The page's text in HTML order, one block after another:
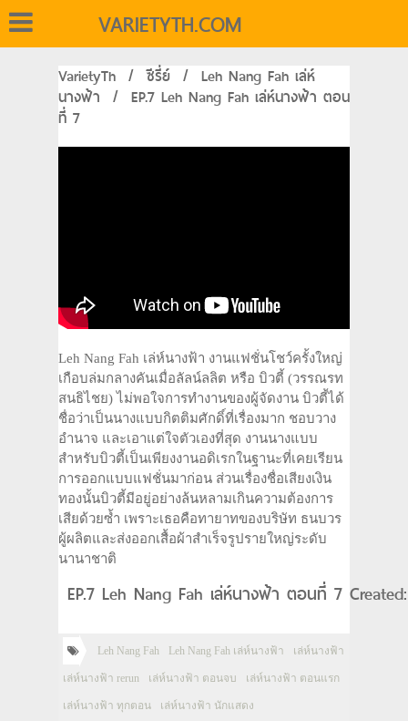
VARIETYTH.COM
VarietyTh / ซีรี่ย์ / Leh Nang Fah เล่ห์
นางฟ้า / EP.7 Leh Nang Fah เล่ห์นางฟ้า ตอน
ที่ 7
Leh Nang Fah เล่ห์นางฟ้า งานแฟชั่นโชว์ครั้งใหญ่
เกือบล่มกลางคันเมื่อลัลน์ลลิต หรือ บิวตี้ (วรรณรท
สนธิไชย) ไม่พอใจการทำงานของผู้จัดงาน บิวตี้ได้
ชื่อว่าเป็นนางแบบกิตติมศักดิ์ที่เรื่องมาก ชอบวาง
อำนาจ และเอาแต่ใจตัวเองที่สุด งานนางแบบ
สำหรับบิวตี้เป็นเพียงงานอดิเรกในฐานะที่เคยเรียน
การออกแบบแฟชั่นมาก่อน ส่วนเรื่องชื่อเสียงเงิน
ทองนั้นบิวตี้มีอยู่อย่างล้นหลามเกินความต้องการ
เสียด้วยซ้ำ เพราะเธอคือทายาทของบริษัท ธนบวร
ผู้ผลิตและส่งออกเสื้อผ้าสำเร็จรูปรายใหญ่ระดับ
นานาชาติ
EP.7 Leh Nang Fah เล่ห์นางฟ้า ตอนที่ 7
Leh Nang Fah Leh Nang Fah เล่ห์นางฟ้า เล่ห์นางฟ้า
เล่ห์นางฟ้า rerun เล่ห์นางฟ้า ตอนจบ เล่ห์นางฟ้า ตอนแรก
เล่ห์นางฟ้า ทุกตอน เล่ห์นางฟ้า นักแสดง